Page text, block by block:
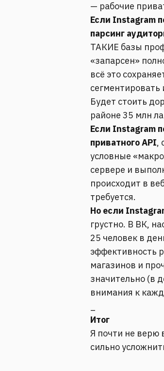
— рабочие
Если Instagram
парсинг
ТАКИЕ базы
«запарсен»
всё это
сегментировать
Будет стоить
районе 35 млн
Если Instagram
приватного API,
условные
сервере и
происходит в
требуется.
Но если
грустно. В ВК,
25 человек в
эффективность
магазинов и
значительно (в
внимания к
Итог
Я почти не верю
сильно